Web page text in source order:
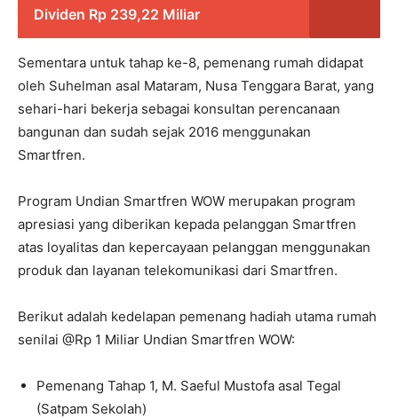
Dividen Rp 239,22 Miliar
Sementara untuk tahap ke-8, pemenang rumah didapat
oleh Suhelman asal Mataram, Nusa Tenggara Barat, yang
sehari-hari bekerja sebagai konsultan perencanaan
bangunan dan sudah sejak 2016 menggunakan
Smartfren.
Program Undian Smartfren WOW merupakan program
apresiasi yang diberikan kepada pelanggan Smartfren
atas loyalitas dan kepercayaan pelanggan menggunakan
produk dan layanan telekomunikasi dari Smartfren.
Berikut adalah kedelapan pemenang hadiah utama rumah
senilai @Rp 1 Miliar Undian Smartfren WOW:
Pemenang Tahap 1, M. Saeful Mustofa asal Tegal
(Satpam Sekolah)